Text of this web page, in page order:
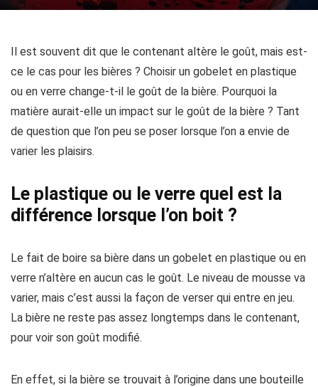
Il est souvent dit que le contenant altère le goût, mais est-
ce le cas pour les bières ? Choisir un gobelet en plastique
ou en verre change-t-il le goût de la bière. Pourquoi la
matière aurait-elle un impact sur le goût de la bière ? Tant
de question que l’on peu se poser lorsque l’on a envie de
varier les plaisirs.
Le plastique ou le verre quel est la
différence lorsque l’on boit ?
Le fait de boire sa bière dans un gobelet en plastique ou en
verre n’altère en aucun cas le goût. Le niveau de mousse va
varier, mais c’est aussi la façon de verser qui entre en jeu.
La bière ne reste pas assez longtemps dans le contenant,
pour voir son goût modifié.
En effet, si la bière se trouvait à l’origine dans une bouteille